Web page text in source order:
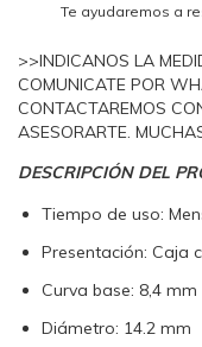
Te ayudaremos a
>>INDICANOS LA
COMUNICATE POR
CONTACTAREMOS
ASESORARTE.
DESCRIPCIÓN DEL
Tiempo de uso:
Presentación: Caja
Curva base: 8,4 mm
Diámetro: 14.2 mm